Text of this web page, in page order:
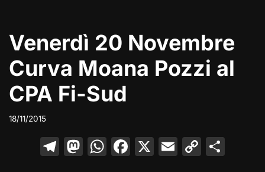
Venerdì 20 Novembre
Curva Moana Pozzi al
CPA Fi-Sud
18/11/2015
T M W F X E C